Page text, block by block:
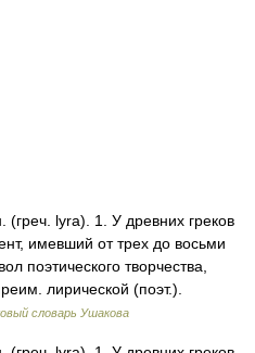
lyra). 1. У древних греков
имевший от трех до восьми
поэтического творчества,
лирической (поэт.).
словарь Ушакова